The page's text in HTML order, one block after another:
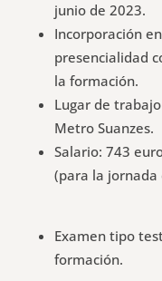
junio de 2023.
Incorporación
presencialidad
la formación.
Lugar de
Metro Suanzes.
Salario: 743
(para la jornada
Examen tipo
formación.